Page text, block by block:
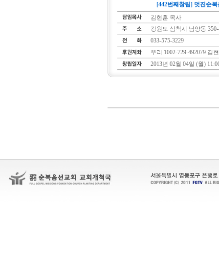
[442번째창립] 멋진순복
김현훈 목사
강원도 삼척시 남양동
033-575-3229
우리 1002-729-492079 김
2013년 02월 04일 (월)